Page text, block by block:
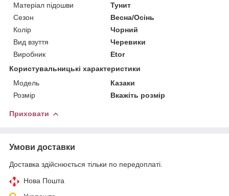
Матеріал підошви
Тунит
Сезон
Весна/Осінь
Колір
Чорний
Вид взуття
Черевики
Виробник
Etor
Користувальницькі характеристики
Мoдель
Казаки
Розмір
Вкажіть розмір
Приховати
Умови доставки
Доставка здійснюється тільки по передоплаті.
Нова Пошта